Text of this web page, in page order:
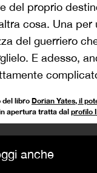
del proprio
cosa. Una
del guerriero
E adesso,
del libro Dorian Yates, il
apertura tratta dalprofilo
anche